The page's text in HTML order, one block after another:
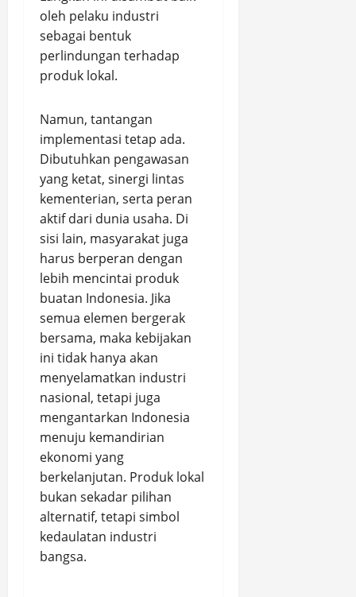
oleh pelaku industri
sebagai bentuk
perlindungan terhadap
produk lokal.
Namun, tantangan
implementasi tetap ada.
Dibutuhkan pengawasan
yang ketat, sinergi lintas
kementerian, serta peran
aktif dari dunia usaha. Di
sisi lain, masyarakat juga
harus berperan dengan
lebih mencintai produk
buatan Indonesia. Jika
semua elemen bergerak
bersama, maka kebijakan
ini tidak hanya akan
menyelamatkan industri
nasional, tetapi juga
mengantarkan Indonesia
menuju kemandirian
ekonomi yang
berkelanjutan. Produk lokal
bukan sekadar pilihan
alternatif, tetapi simbol
kedaulatan industri
bangsa.